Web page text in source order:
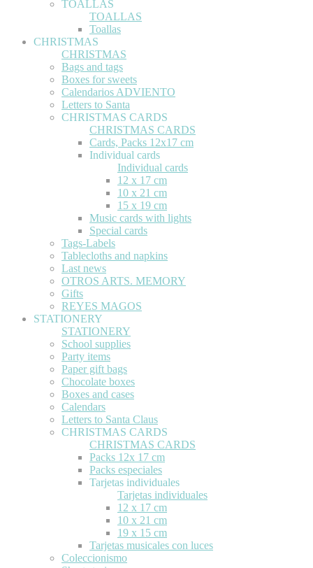
TOALLAS
TOALLAS
Toallas
CHRISTMAS
CHRISTMAS
Bags and tags
Boxes for sweets
Calendarios ADVIENTO
Letters to Santa
CHRISTMAS CARDS
CHRISTMAS CARDS
Cards, Packs 12x17 cm
Individual cards
Individual cards
12 x 17 cm
10 x 21 cm
15 x 19 cm
Music cards with lights
Special cards
Tags-Labels
Tablecloths and napkins
Last news
OTROS ARTS. MEMORY
Gifts
REYES MAGOS
STATIONERY
STATIONERY
School supplies
Party items
Paper gift bags
Chocolate boxes
Boxes and cases
Calendars
Letters to Santa Claus
CHRISTMAS CARDS
CHRISTMAS CARDS
Packs 12x 17 cm
Packs especiales
Tarjetas individuales
Tarjetas individuales
12 x 17 cm
10 x 21 cm
19 x 15 cm
Tarjetas musicales con luces
Coleccionismo